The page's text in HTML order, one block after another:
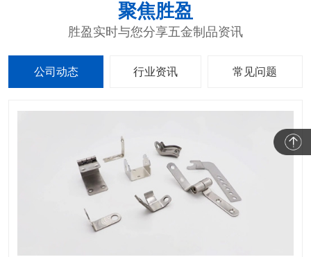
聚焦胜盈
胜盈实时与您分享五金制品资讯
公司动态 行业资讯 常见问题